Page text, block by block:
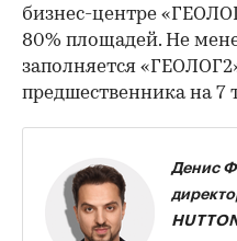
бизнес-центре
80% площадей. Не
заполняется
предшественника на 7
Денис